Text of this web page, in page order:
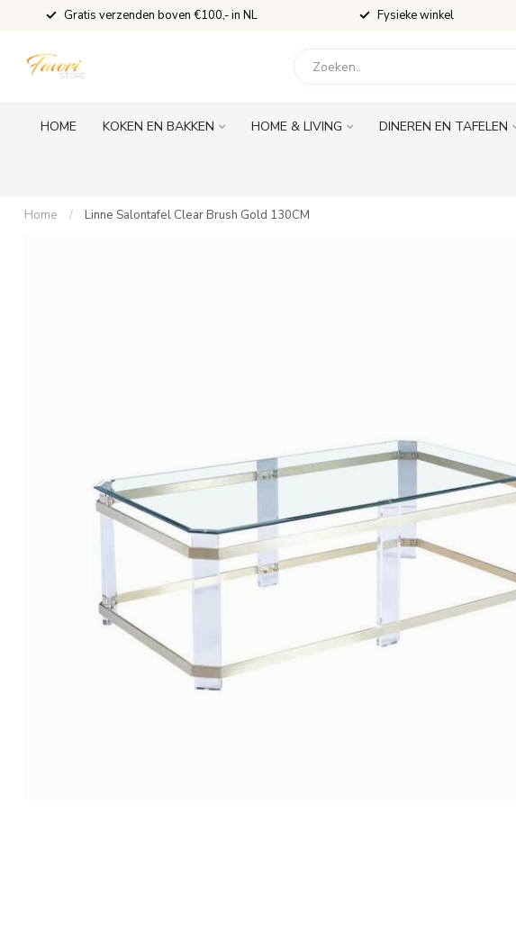
Gratis verzenden boven €100,- in NL Fysieke winkel
HOME KOKEN EN BAKKEN HOME & LIVING DINEREN EN TAFELEN
Home / Linne Salontafel Clear Brush Gold 130CM